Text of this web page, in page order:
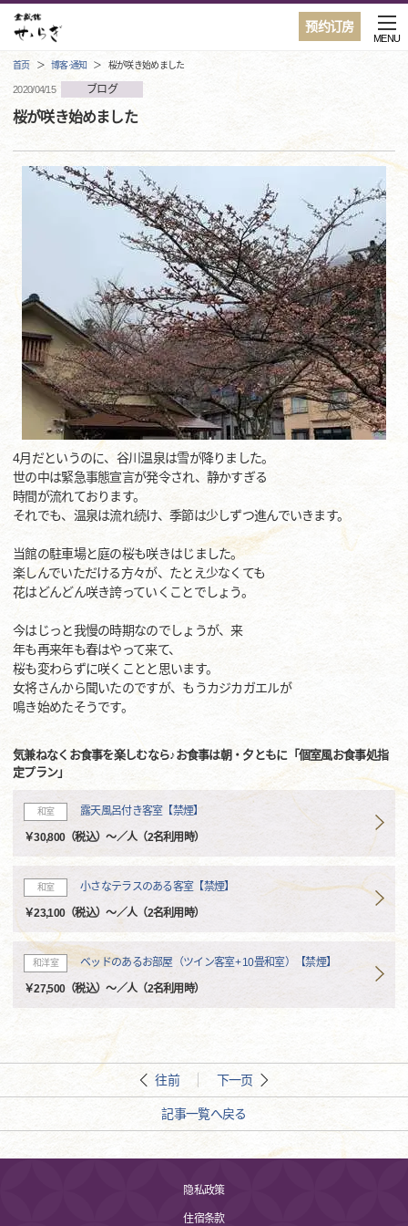
预约订房
MENU
首页 博客·通知 桜が咲き始めました
2020/04/15 ブログ
桜が咲き始めました
4月だというのに、谷川温泉は雪が降りました。
世の中は緊急事態宣言が発令され、静かすぎる
時間が流れております。
それでも、温泉は流れ続け、季節は少しずつ進んでいきます。
当館の駐車場と庭の桜も咲きはじました。
楽しんでいただける方々が、たとえ少なくても
花はどんどん咲き誇っていくことでしょう。
今はじっと我慢の時期なのでしょうが、来
年も再来年も春はやって来て、
桜も変わらずに咲くことと思います。
女将さんから聞いたのですが、もうカジカガエルが
鳴き始めたそうです。
気兼ねなくお食事を楽しむなら♪お食事は朝・夕ともに「個室風お食事処指
定プラン」
和室 露天風呂付き客室【禁煙】
￥30,800（税込）～／人（2名利用時）
和室 小さなテラスのある客室【禁煙】
￥23,100（税込）～／人（2名利用時）
和洋室 ベッドのあるお部屋（ツイン客室+ 10畳和室）【禁煙】
￥27,500（税込）～／人（2名利用時）
往前 下一页
記事一覧へ戻る
隐私政策
住宿条款